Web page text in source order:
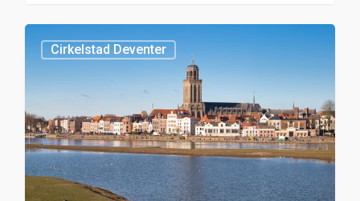
Cirkelstad Deventer
0